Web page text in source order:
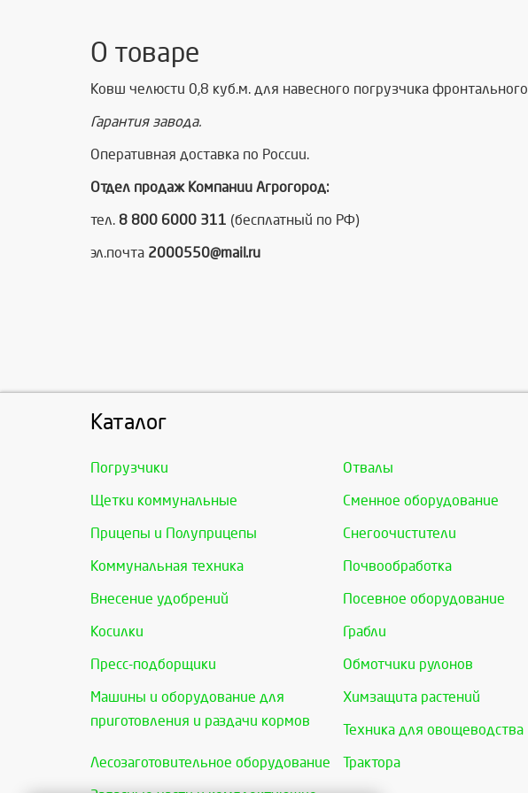
О товаре
Ковш челюсти 0,8 куб.м. для навесного погрузчика фронтального
Гарантия завода.
Оперативная доставка по России.
Отдел продаж Компании Агрогород:
тел. 8 800 6000 311 (бесплатный по РФ)
эл.почта 2000550@mail.ru
Каталог
Погрузчики Отвалы
Щетки коммунальные Сменное оборудование
Прицепы и Полуприцепы Снегоочистители
Коммунальная техника Почвообработка
Внесение удобрений Посевное оборудование
Косилки Грабли
Пресс-подборщики Обмотчики рулонов
Машины и оборудование для
приготовления и раздачи кормов
Химзащита растений
Техника для овощеводства
Лесозаготовительное оборудование Трактора